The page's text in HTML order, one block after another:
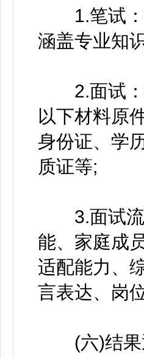
1.笔试：
涵盖专业知
2.面试：
以下材料原
身份证、学
质证等;
3.面试流
能、家庭成
适配能力、
言表达、岗
(六)结果